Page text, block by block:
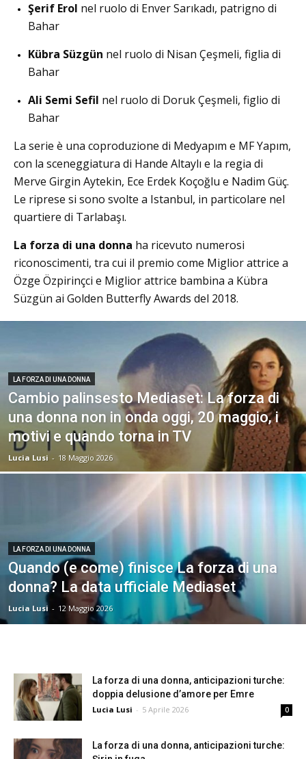
Şerif Erol nel ruolo di Enver Sarıkadı, patrigno di
Bahar
Kübra Süzgün nel ruolo di Nisan Çeşmeli, figlia di
Bahar
Ali Semi Sefil nel ruolo di Doruk Çeşmeli, figlio di
Bahar
La serie è una coproduzione di Medyapım e MF Yapım,
con la sceneggiatura di Hande Altaylı e la regia di
Merve Girgin Aytekin, Ece Erdek Koçoğlu e Nadim Güç.
Le riprese si sono svolte a Istanbul, in particolare nel
quartiere di Tarlabaşı.
La forza di una donna ha ricevuto numerosi
riconoscimenti, tra cui il premio come Miglior attrice a
Özge Özpirinçci e Miglior attrice bambina a Kübra
Süzgün ai Golden Butterfly Awards del 2018.
LA FORZA DI UNA DONNA
Cambio palinsesto Mediaset: La forza di
una donna non in onda oggi, 20 maggio, i
motivi e quando torna in TV
Lucia Lusi - 18 Maggio 2026
LA FORZA DI UNA DONNA
Quando (e come) finisce La forza di una
donna? La data ufficiale Mediaset
Lucia Lusi - 12 Maggio 2026
La forza di una donna, anticipazioni turche:
doppia delusione d’amore per Emre
Lucia Lusi - 5 Aprile 2026 0
La forza di una donna, anticipazioni turche: